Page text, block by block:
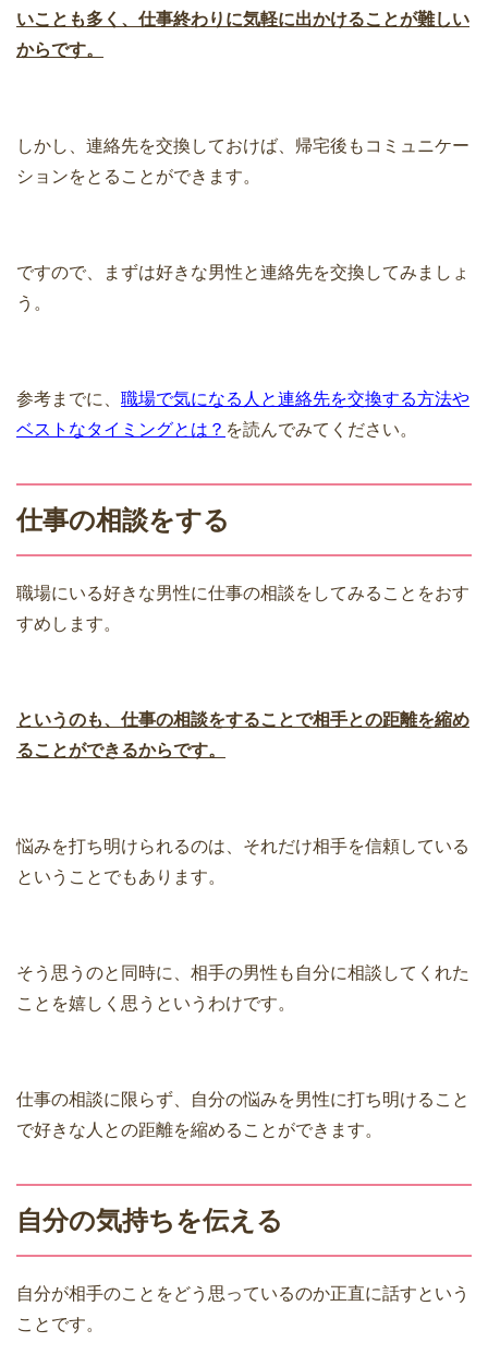
いことも多く、仕事終わりに気軽に出かけることが難しい
からです。
しかし、連絡先を交換しておけば、帰宅後もコミュニケー
ションをとることができます。
ですので、まずは好きな男性と連絡先を交換してみましょ
う。
参考までに、 職場で気になる人と連絡先を交換する方法や
ベストなタイミングとは？ を読んでみてください。
仕事の相談をする
職場にいる好きな男性に仕事の相談をしてみることをおす
すめします。
というのも、仕事の相談をすることで相手との距離を縮め
ることができるからです。
悩みを打ち明けられるのは、それだけ相手を信頼している
ということでもあります。
そう思うのと同時に、相手の男性も自分に相談してくれた
ことを嬉しく思うというわけです。
仕事の相談に限らず、自分の悩みを男性に打ち明けること
で好きな人との距離を縮めることができます。
自分の気持ちを伝える
自分が相手のことをどう思っているのか正直に話すという
ことです。